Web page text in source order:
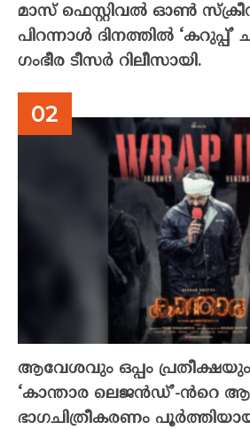
മാസ് ഫെസ്റ്റിവൽ ഓൺ
പിറന്നാൾ ദിനത്തിൽ ‘കറുപ്പ്’
ഗംഭീര ടീസർ റിലീസായി.
ആവേശവും ഒപ്പം
‘കാന്താര ലെജൻഡ്’-ൻറെ
ഭാഗചിത്രീകരണം